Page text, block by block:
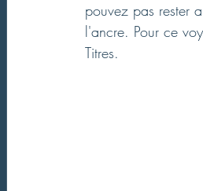
pouvez pas rester
l'ancre. Pour ce
Titres.